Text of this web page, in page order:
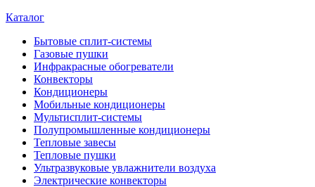
Каталог
Бытовые сплит-системы
Газовые пушки
Инфракрасные обогреватели
Конвекторы
Кондиционеры
Мобильные кондиционеры
Мультисплит-системы
Полупромышленные кондиционеры
Тепловые завесы
Тепловые пушки
Ультразвуковые увлажнители воздуха
Электрические конвекторы